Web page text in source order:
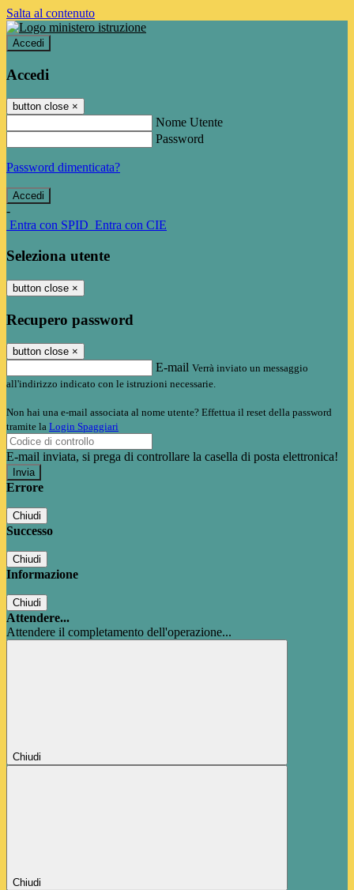
Salta al contenuto
Accedi
Accedi
button close ×
Nome Utente
Password
Password dimenticata?
-
Entra con SPID Entra con CIE
Seleziona utente
button close ×
Recupero password
button close ×
E-mail Verrà inviato un messaggio
all'indirizzo indicato con le istruzioni necessarie.
Non hai una e-mail associata al nome utente? Effettua il reset della password
tramite la Login Spaggiari
E-mail inviata, si prega di controllare la casella di posta elettronica!
Errore
Chiudi
Successo
Chiudi
Informazione
Chiudi
Attendere...
Attendere il completamento dell'operazione...
Chiudi
Chiudi